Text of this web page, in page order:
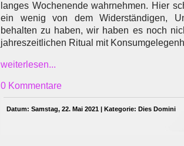
langes Wochenende wahrnehmen. Hier
ein wenig von dem Widerständigen,
behalten zu haben, wir haben es noch
jahreszeitlichen Ritual mit
weiterlesen...
0 Kommentare
Datum: Samstag, 22. Mai 2021 | Kategorie: Dies Domini